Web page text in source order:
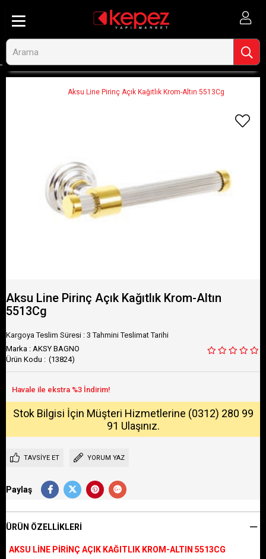
Aksu Line Pirinç Açık Kağıtlık Krom-Altın 5513Cg
Aksu Line Pirinç Açık Kağıtlık Krom-Altın
5513Cg
Kargoya Teslim Süresi : 3 Tahmini Teslimat Tarihi
Marka : AKSY BAGNO
(13824)
Stok Bilgisi İçin Müşteri Hizmetlerine (0312) 280 99
91 Ulaşınız.
TAVSIYE ET YORUM YAZ
Paylaş
ÜRÜN ÖZELLIKLERI
AKSU LİNE PİRİNÇ AÇIK KAĞITLIK KROM-ALTIN 5513CG